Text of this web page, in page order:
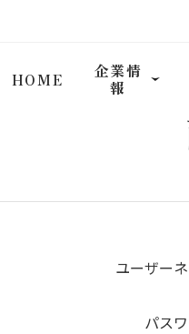
HOME 企業情
報
ユーザー
パス